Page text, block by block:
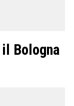
Bologna